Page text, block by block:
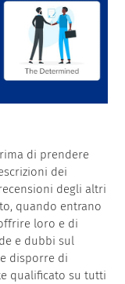
di prendere
dei
degli altri
quando entrano
loro e di
e dubbi sul
disporre di
qualificato su tutti